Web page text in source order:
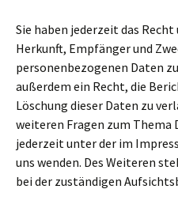
Sie haben jederzeit das
Herkunft, Empfänger und
personenbezogenen Daten
außerdem ein Recht, die
Löschung dieser Daten zu
weiteren Fragen zum Thema
jederzeit unter der im
uns wenden. Des Weiteren
bei der zuständigen